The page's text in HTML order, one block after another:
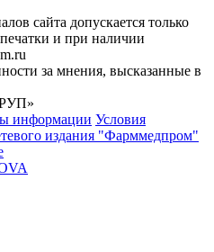
сайта допускается только
и при наличии
за мнения, высказанные в
информации Условия
издания "Фарммедпром"